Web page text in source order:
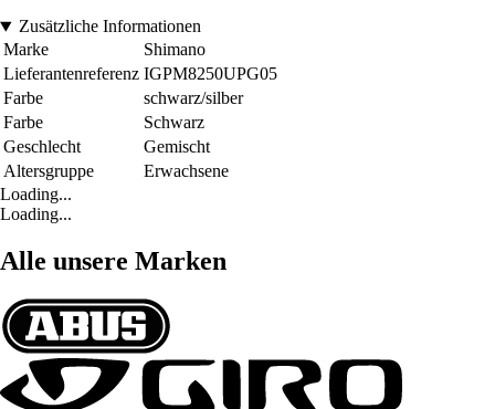
Zusätzliche Informationen
Marke
Shimano
Lieferantenreferenz IGPM8250UPG05
Farbe
schwarz/silber
Farbe
Schwarz
Geschlecht
Gemischt
Altersgruppe
Erwachsene
Loading...
Loading...
Alle unsere Marken